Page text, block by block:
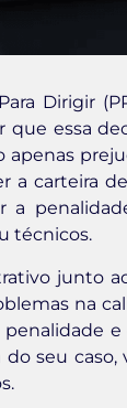
Dirigir
essa
apenas
a carteira
a
técnicos.
junto
na
seu caso,